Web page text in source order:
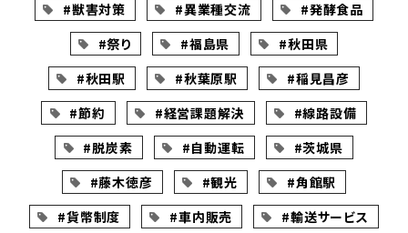
#獣害対策
#異業種交流
#発酵食品
#祭り
#福島県
#秋田県
#秋田駅
#秋葉原駅
#稲見昌彦
#節約
#経営課題解決
#線路設備
#脱炭素
#自動運転
#茨城県
#藤木徳彦
#観光
#角館駅
#貨幣制度
#車内販売
#輸送サービス